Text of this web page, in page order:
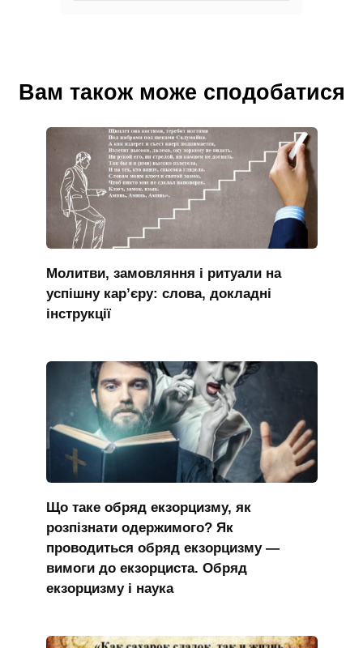
Вам також може сподобатися
Молитви, замовляння і ритуали на
успішну кар’єру: слова, докладні
інструкції
Що таке обряд екзорцизму, як
розпізнати одержимого? Як
проводиться обряд екзорцизму —
вимоги до екзорциста. Обряд
екзорцизму і наука